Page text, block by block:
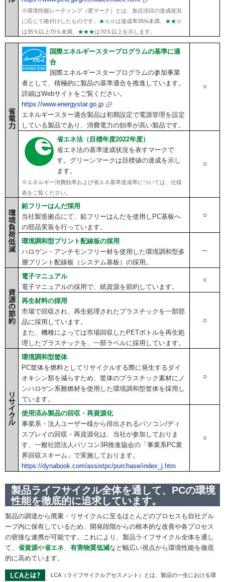
※環境性能レーティング（星マーク）とは、加点項目の達成状況
に応じて格付けしたものです。 ★☆☆は達成率35%未満、 ★★☆
は35％以上70％未満、 ★★★は70％以上を示します。
国際エネルギースタープログラムの基準に適
合
国際エネルギースタープログラムの参加事業
者として、積極的に製品の基準適合を推進しています。
詳細はWebサイトをご覧ください。
https://www.energystar.go.jp
エネルギースター適合製品は初期設定で電源管理を設定
している製品であり、消費電力の効率が高い製品です。
○
省エネ法（目標年度2022年度）
省エネ法の基準達成状況を表すマークで
す。グリーンマークは目標値の達成を示し
ます。
※エネルギー消費効率および省エネ基準達成率については、仕様
表をご覧ください。
○
鉛フリーはんだ採用
当社製造拠点にて、鉛フリーはんだを使用しPC基板へ
の部品実装を行っています。
○
環境調和型プリント配線板の採用
ハロゲン・アンチモンフリー材を使用した環境調和型多
層プリント配線板（システム基板）の採用。
─
電子マニュアル
電子マニュアルの採用で、紙資源を節約しています。
○
再生材料の採用
市場で回収され、再生処理されたプラスチックを一部部
品に採用しています。
また、機種によっては市場回収したPETボトルを再生処
理したプラスチックを、一部ラベルに採用しています。
○
環境調和型筐体
PC筐体を燃料としてリサイクルする際に発生するダイ
オキシン類を減らすため、筐体のプラスチック素材にノ
ンハロゲン系難燃材を使用した環境調和型筐体を採用し
ています。
○
使用済み製品の回収・再資源化
事業系・法人ユーザー様から排出されるパソコン/ディ
スプレイの回収・再資源化は、当社が参加しておりま
す、一般社団法人パソコン3R推進協会の「事業系PC業
界回収スキーム」で実施しております。
https://dynabook.com/assistpc/purchase/index_j.htm
○
製品ライフサイクル全体を通して、PCの環境
性能を徹底的に追求しています。
製品の調達から廃棄・リサイクルに至るほとんどのプロセスも自社グル
ープ内に保有しているため、開発段階からの根本的な改善や各プロセス
の密接な連携が可能です。これにより、製品ライフサイクル全体を通し
て、 省資源や省エネ 有害物質低減など幅広い視点から環境性能を徹底
的に高めています。
LCA（ライフサイクルアセスメント）とは、製品の一生における環